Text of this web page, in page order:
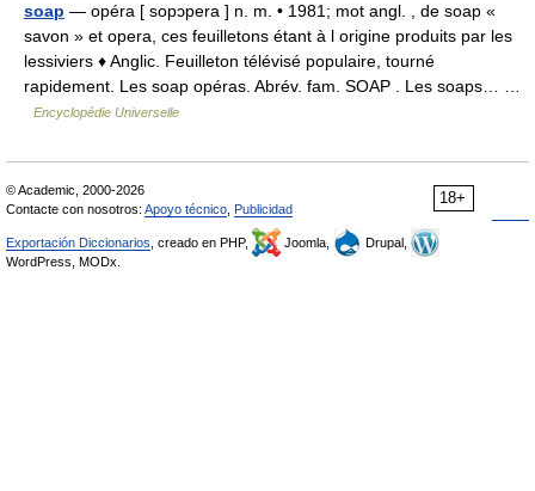
soap — opéra [ sopɔpera ] n. m. • 1981; mot angl. , de soap «
savon » et opera, ces feuilletons étant à l origine produits par les
lessiviers ♦ Anglic. Feuilleton télévisé populaire, tourné
rapidement. Les soap opéras. Abrév. fam. SOAP . Les soaps… …
Encyclopédie Universelle
18+
© Academic, 2000-2026
Contacte con nosotros: Apoyo técnico Publicidad
Exportación Diccionarios , creado en PHP, Joomla,
Drupal,
WordPress, MODx.